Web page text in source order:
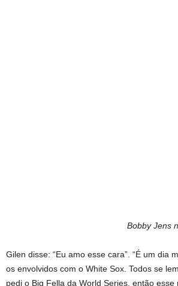
Bobby Jens
Gilen disse: “Eu amo esse cara”. “É um dia
os envolvidos com o White Sox. Todos se
pedi o Big Fella da World Series, então esse